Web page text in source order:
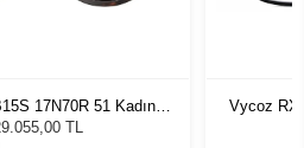
17N70R 51 Kadın
Gözlüğü
TL
Vycoz RX